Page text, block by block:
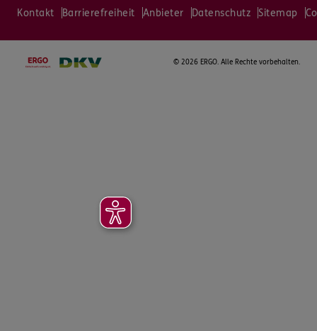
Kontakt Barrierefreiheit Anbieter Datenschutz Sitemap
© 2026 ERGO. Alle Rechte vorbehalten.